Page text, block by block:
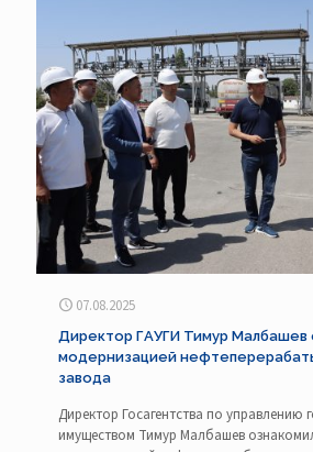
07.08.2025
Директор ГАУГИ Тимур Малбашев
модернизацией
завода
Директор Госагентства по управлению
имуществом Тимур Малбашев